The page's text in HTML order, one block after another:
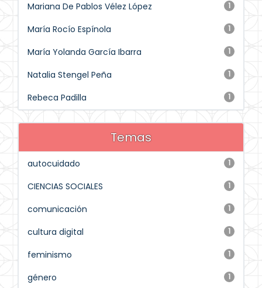
1
Mariana De Pablos Vélez López
1
María Rocío Espínola
1
María Yolanda García Ibarra
1
Natalia Stengel Peña
1
Rebeca Padilla
Temas
1
autocuidado
1
CIENCIAS SOCIALES
1
comunicación
1
cultura digital
1
feminismo
1
género